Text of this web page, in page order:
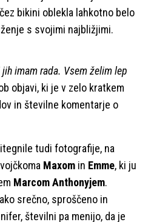
bikini oblekla lahkotno belo
s svojimi najbližjimi.
imam rada. Vsem želim lep
objavi, ki je v zelo kratkem
in številne komentarje o
tudi fotografije, na
Maxom in Emme, ki ju
Marcom Anthonyjem.
srečno, sproščeno in
številni pa menijo, da je